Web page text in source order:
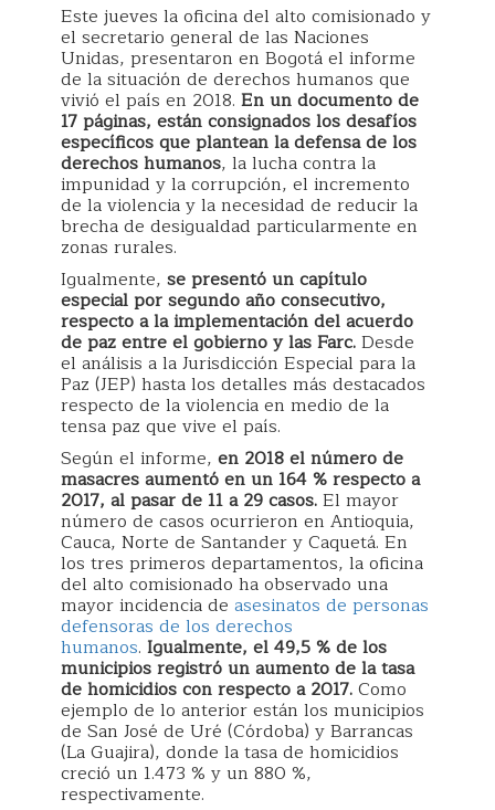
Este jueves la oficina del alto comisionado y
el secretario general de las Naciones
Unidas, presentaron en Bogotá el informe
de la situación de derechos humanos que
vivió el país en 2018. En un documento de
17 páginas, están consignados los desafíos
específicos que plantean la defensa de los
derechos humanos, la lucha contra la
impunidad y la corrupción, el incremento
de la violencia y la necesidad de reducir la
brecha de desigualdad particularmente en
zonas rurales.
Igualmente, se presentó un capítulo
especial por segundo año consecutivo,
respecto a la implementación del acuerdo
de paz entre el gobierno y las Farc.Desde
el análisis a la Jurisdicción Especial para la
Paz (JEP) hasta los detalles más destacados
respecto de la violencia en medio de la
tensa paz que vive el país.
Según el informe, en 2018 el número de
masacres aumentó en un 164 % respecto a
2017, al pasar de 11 a 29 casos.El mayor
número de casos ocurrieron en Antioquia,
Cauca, Norte de Santander y Caquetá. En
los tres primeros departamentos, la oficina
del alto comisionado ha observado una
mayor incidencia de asesinatos de personas
defensoras de los derechos
humanos. Igualmente, el 49,5 % de los
municipios registró un aumento de la tasa
de homicidios con respecto a 2017.Como
ejemplo de lo anterior están los municipios
de San José de Uré (Córdoba) y Barrancas
(La Guajira), donde la tasa de homicidios
creció un 1.473 % y un 880 %,
respectivamente.